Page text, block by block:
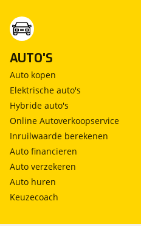
AUTO'S
Auto kopen
Elektrische auto's
Hybride auto's
Online Autoverkoopservice
Inruilwaarde berekenen
Auto financieren
Auto verzekeren
Auto huren
Keuzecoach